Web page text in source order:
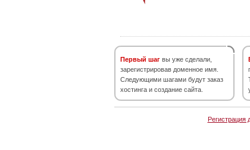
Первый шаг вы уже сделали,
зарегистрировав доменное имя.
Следующими шагами будут заказ
хостинга и создание сайта.
Регистрация